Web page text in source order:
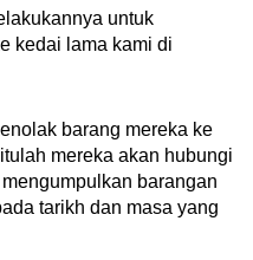
untuk
kedai lama kami di
barang mereka ke
mereka akan hubungi
barangan
tarikh dan masa yang